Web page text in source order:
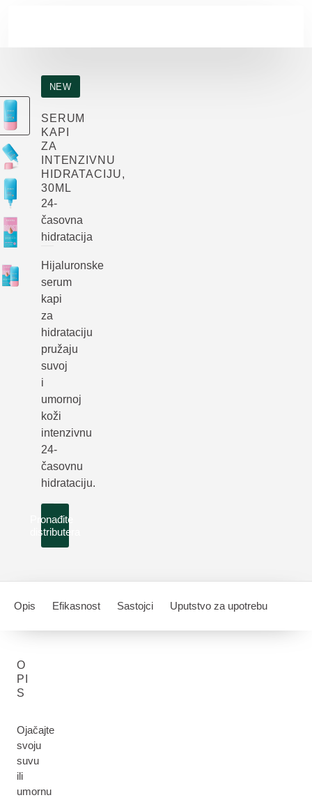
NEW
SERUM
KAPI
ZA
INTENZIVNU
HIDRATACIJU,
30ML
24-
časovna
hidratacija
Hijaluronske
serum
kapi
za
hidrataciju
pružaju
suvoj
i
umornoj
koži
intenzivnu
24-
časovnu
hidrataciju.
Pronađite
distributera
Opis Efikasnost Sastojci Uputstvo za upotrebu
O
PI
S
Ojačajte
svoju
suvu
ili
umornu